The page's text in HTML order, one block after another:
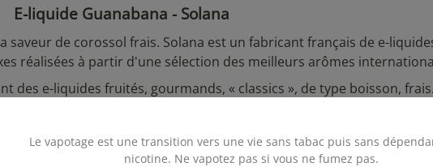
Le vapotage est une transition vers une vie sans tabac puis sans
nicotine. Ne vapotez pas si vous ne fumez pas.
E-liquide Guanabana - Solana
saveur de corossol frais. Solana est un fabricant français de e-
réalisées à partir d'une sélection des meilleurs arômes
des e-liquides fruités, gourmands, « classics », de type boisson,
50/50 qui garantira son utilisation sur les